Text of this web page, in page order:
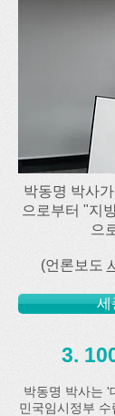
박동명 박사
으로부터 "지
으
(언론보도
세
3.
박동명 박사는 '
민국임시정부